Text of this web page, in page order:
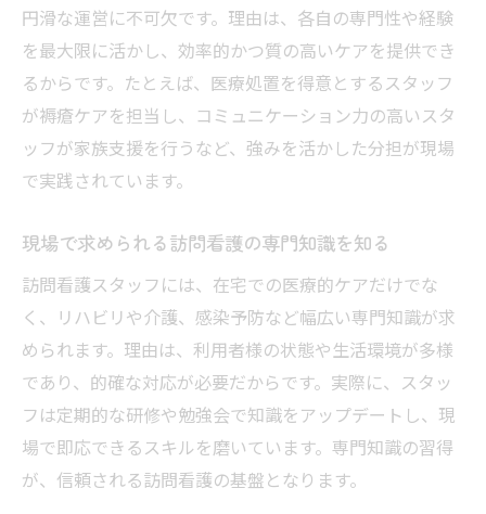
円滑な運営に不可欠です。理由は、各自の専門性や経験
を最大限に活かし、効率的かつ質の高いケアを提供でき
るからです。たとえば、医療処置を得意とするスタッフ
が褥瘡ケアを担当し、コミュニケーション力の高いスタ
ッフが家族支援を行うなど、強みを活かした分担が現場
で実践されています。
現場で求められる訪問看護の専門知識を知る
訪問看護スタッフには、在宅での医療的ケアだけでな
く、リハビリや介護、感染予防など幅広い専門知識が求
められます。理由は、利用者様の状態や生活環境が多様
であり、的確な対応が必要だからです。実際に、スタッ
フは定期的な研修や勉強会で知識をアップデートし、現
場で即応できるスキルを磨いています。専門知識の習得
が、信頼される訪問看護の基盤となります。